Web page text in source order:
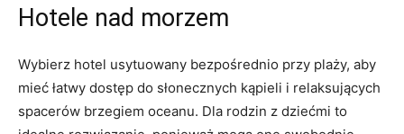
Hotele nad morzem
Wybierz hotel usytuowany bezpośrednio przy plaży, aby
mieć łatwy dostęp do słonecznych kąpieli i relaksujących
spacerów brzegiem oceanu. Dla rodzin z dziećmi to